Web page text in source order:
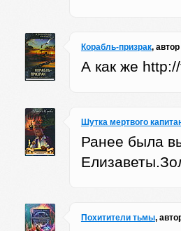
Корабль-призрак, автор
А как же
Шутка мертвого
Ранее была
Похитители тьмы,